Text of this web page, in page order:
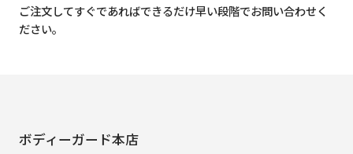
ご注文してすぐであればできるだけ早い段階でお問い合わせく
ださい。
ボディーガード本店